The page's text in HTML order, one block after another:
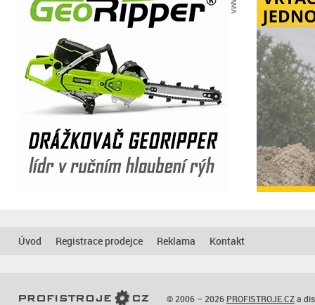
Úvod Registrace prodejce Reklama Kontakt
© 2006 – 2026 PROFISTROJE.CZa